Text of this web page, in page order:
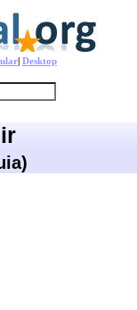
| Desktop